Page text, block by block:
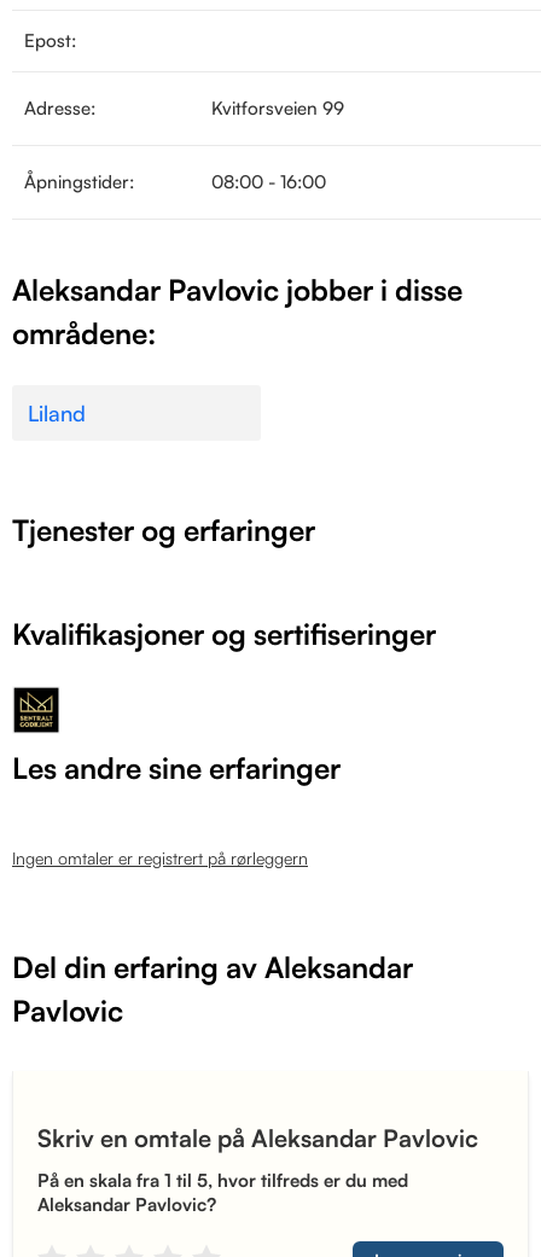
Epost:
Adresse: Kvitforsveien 99
Åpningstider: 08:00 - 16:00
Aleksandar Pavlovic jobber i disse
områdene:
Liland
Tjenester og erfaringer
Kvalifikasjoner og sertifiseringer
Les andre sine erfaringer
Ingen omtaler er registrert på rørleggern
Del din erfaring av Aleksandar
Pavlovic
Skriv en omtale på Aleksandar Pavlovic
På en skala fra 1 til 5, hvor tilfreds er du med
Aleksandar Pavlovic?